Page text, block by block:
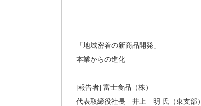
「地域密着の新商品開発」
本業からの進化
[報告者] 富士食品（株）
代表取締役社長 井上 明 氏（東支部）